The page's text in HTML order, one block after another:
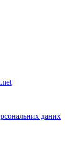
даних